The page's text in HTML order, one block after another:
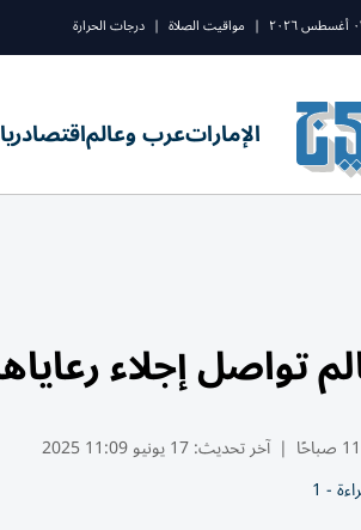
| مواقيت الصلاة | درجات الحرارة
الإماراتعرب وعالماقتصاد
تواصل إجلاء
| آخر تحديث:17 يونيو 11:09 2025
- 1